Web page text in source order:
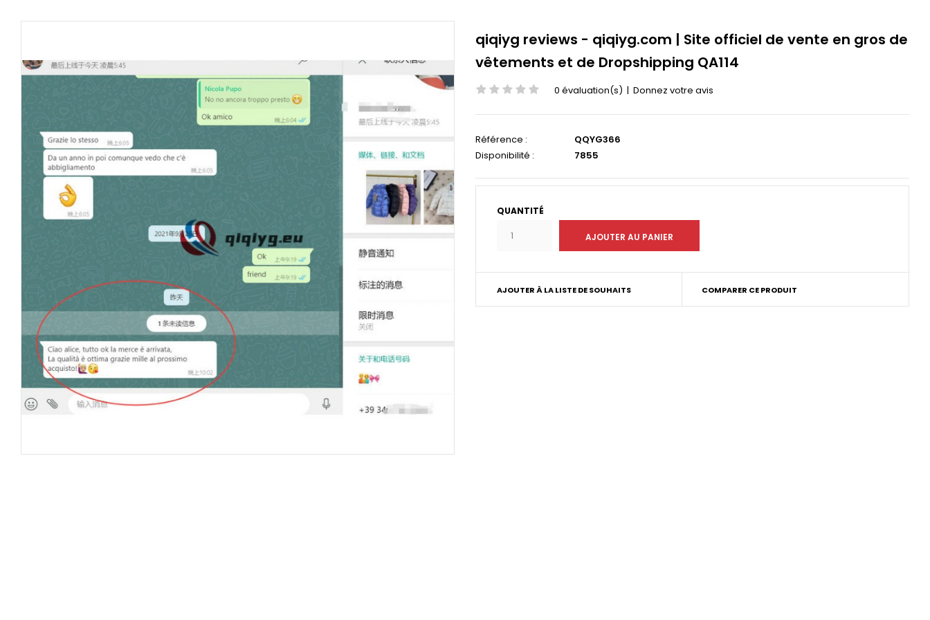
qiqiyg reviews - qiqiyg.com | Site officiel de vente en gros de
vêtements et de Dropshipping QA114
0 évaluation(s) | Donnez votre avis
Référence :
QQYG366
Disponibilité :
7855
QUANTITÉ
AJOUTER À LA LISTE DE SOUHAITS COMPARER CE PRODUIT